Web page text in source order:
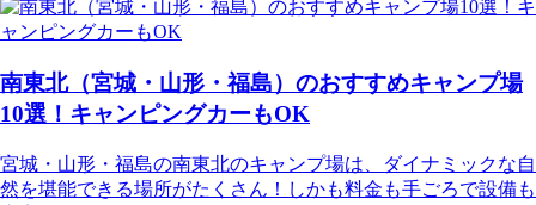
南東北（宮城・山形・福島）のおすすめキャンプ場
10選！キャンピングカーもOK
宮城・山形・福島の南東北のキャンプ場は、ダイナミックな自
然を堪能できる場所がたくさん！しかも料金も手ごろで設備も